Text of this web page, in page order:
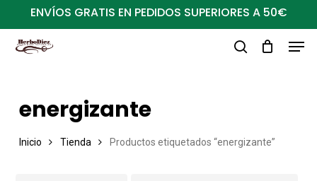
al
contenido
ENVÍOS GRATIS EN PEDIDOS SUPERIORES A 50€
energizante
Inicio Tienda Productos etiquetados “energizante”
Close
Filters
Close